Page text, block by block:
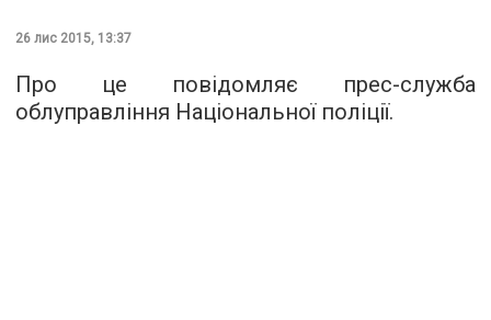
26 лис 2015, 13:37
Про це повідомляє прес-служба
облуправління Національної поліції.